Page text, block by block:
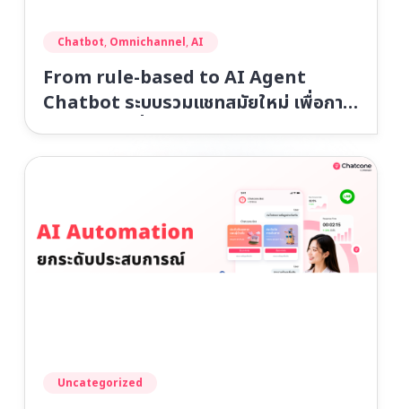
Chatbot, Omnichannel,AI
From rule-based to AI Agent
Chatbot ระบบรวมแชทสมัยใหม่ เพื่อการ
บริการลูกค้าที่เหนือชั้น
Uncategorized